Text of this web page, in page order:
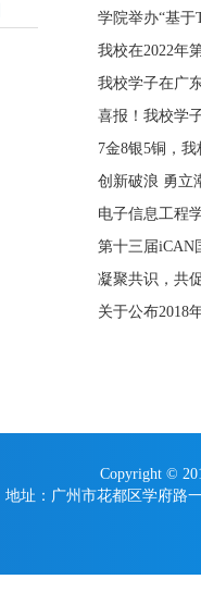
学院举办“基
我校在2022年
我校学子在广
喜报！我校学
7金8银5铜，
创新破浪 勇立
电子信息工程
第十三届iCAN
凝聚共识，共
关于公布2018
Copyright ©
地址：广州市花都区学府路